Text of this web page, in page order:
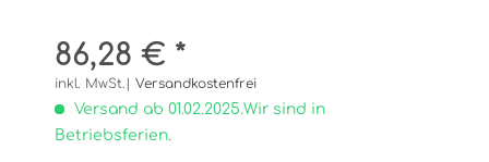
86,28 € *
inkl. MwSt.| Versandkostenfrei
Versand ab 01.02.2025.Wir sind in
Betriebsferien.